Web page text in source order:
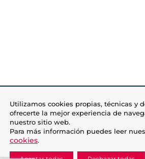
Utilizamos cookies propias, técnicas y
ofrecerte la mejor experiencia de
nuestro sitio web.
Para más información puedes leer
cookies.